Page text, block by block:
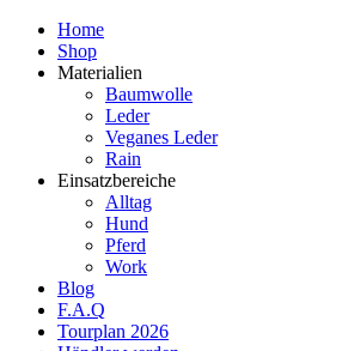
Home
Shop
Materialien
Baumwolle
Leder
Veganes Leder
Rain
Einsatzbereiche
Alltag
Hund
Pferd
Work
Blog
F.A.Q
Tourplan 2026